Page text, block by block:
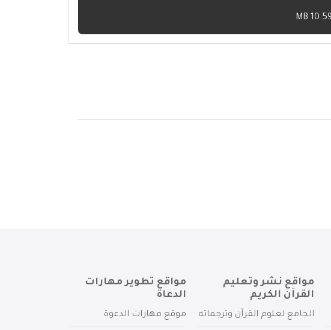
مواقع نشر وتعليم
القرآن الكريم
الجامع لعلوم القرآن وترجماته
مواقع تطوير مهارات
الدعاة
موقع مهارات الدعوة